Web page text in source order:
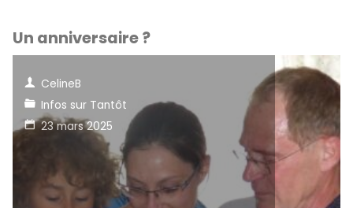
Un anniversaire ?
CelineB
Infos sur Tantôt
23 mars 2025